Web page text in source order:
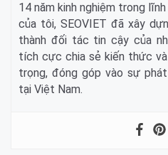
14 năm kinh nghiệm trong
của tôi, SEOVIET đã xây
thành đối tác tin cậy của
tích cực chia sẻ kiến thức
trọng, đóng góp vào sự
tại Việt Nam.